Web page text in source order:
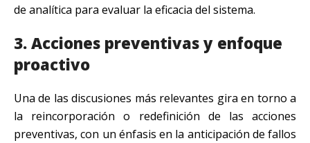
de analítica para evaluar la eficacia del sistema.
3. Acciones preventivas y enfoque
proactivo
Una de las discusiones más relevantes gira en torno a
la reincorporación o redefinición de las acciones
preventivas, con un énfasis en la anticipación de fallos